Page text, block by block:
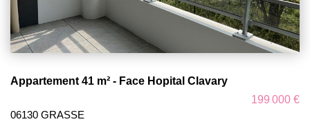
Appartement 41 m² - Face Hopital Clavary
199 000 €
06130 GRASSE